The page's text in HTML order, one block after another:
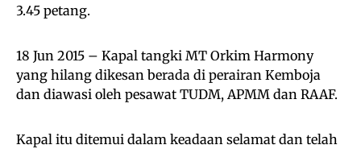
3.45 petang.
18 Jun 2015 – Kapal tangki MT Orkim Harmony
yang hilang dikesan berada di perairan Kemboja
dan diawasi oleh pesawat TUDM, APMM dan RAAF.
Kapal itu ditemui dalam keadaan selamat dan telah